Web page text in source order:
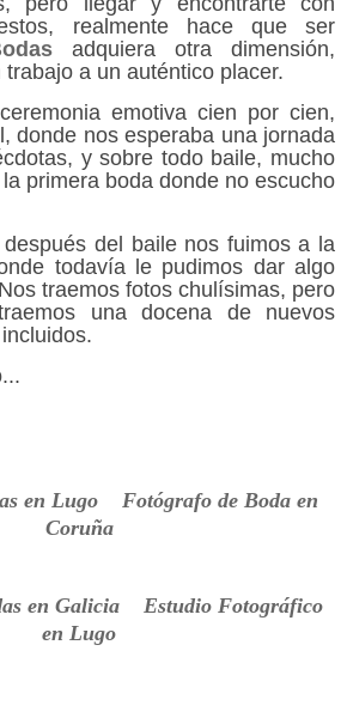
realmente hace que ser
adquiera otra dimensión,
a un auténtico placer.
emotiva cien por cien,
donde nos esperaba una jornada
y sobre todo baile, mucho
primera boda donde no escucho
del baile nos fuimos a la
todavía le pudimos dar algo
traemos fotos chulísimas, pero
una docena de nuevos
incluidos.
en Lugo Fotógrafo de Boda en
Coruña
en Galicia Estudio Fotográfico
en Lugo